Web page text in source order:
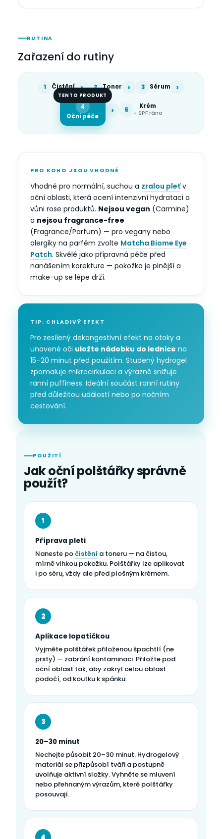
RUTINA
Zařazení do rutiny
1 Čistění › 2 Toner › 3 Sérum ›
TENTO PRODUKT
4
Oční péče
› 5 Krém
+ SPF ráno
PRO KOHO JSOU VHODNÉ
Vhodné pro normální, suchou a zralou pleťv
oční oblasti, která ocení intenzivní hydrataci a
vůni rose produktů. Nejsou vegan (Carmine)
a nejsou fragrance-free
(Fragrance/Parfum) — pro vegany nebo
alergiky na parfém zvolte Matcha Biome Eye
Patch. Skvělé jako přípravná péče před
nanášením korekture — pokožka je plnější a
make-up se lépe drží.
TIP: CHLADIVÝ EFEKT
Pro zesílený dekongestivní efekt na otoky a
unavené oči uložte nádobku do lednice na
15–20 minut před použitím. Studený hydrogel
zpomaluje mikrocirkulaci a výrazně snižuje
ranní puffiness. Ideální součást ranní rutiny
před důležitou událostí nebo po nočním
cestování.
POUŽITÍ
Jak oční polštářky správně
použít?
1
Příprava pleti
Naneste po čistění a toneru — na čistou,
mírně vlhkou pokožku. Polštářky lze aplikovat
i po séru, vždy ale před plošným krémem.
2
Aplikace lopatičkou
Vyjměte polštářek přiloženou špachtlí (ne
prsty) — zabrání kontaminaci. Přiložte pod
oční oblast tak, aby zakryl celou oblast
podočí, od koutku k spánku.
3
20–30 minut
Nechejte působit 20–30 minut. Hydrogelový
materiál se přizpůsobí tváři a postupně
uvolňuje aktivní složky. Vyhněte se mluvení
nebo přehnaným výrazům, které polštářky
posouvají.
4